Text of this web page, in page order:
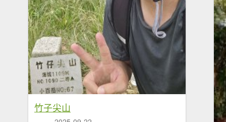
竹子尖山